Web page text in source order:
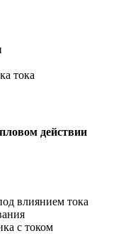
тока
действии
влиянием тока
с током